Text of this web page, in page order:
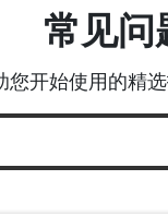
常见问
您开始使用的精